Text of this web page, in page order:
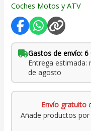
Coches Motos y ATV
Gastos de envío: 6
Entrega estimada:
de agosto
Envío gratuito
Añade productos